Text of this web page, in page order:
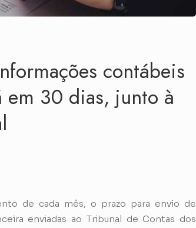
contábeis
em 30 dias, junto à
de cada mês, o prazo para envio de
enviadas ao Tribunal de Contas dos